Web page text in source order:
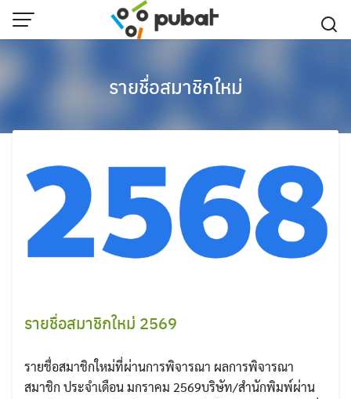
Skip
รายชื่อสมาชิกใหม่
รายชื่อสมาชิกใหม่ 2569
รายชื่อสมาชิกใหม่ที่ผ่านการพิจารณา ผลการพิจารณา
สมาชิก ประจำเดือน มกราคม 2569บริษัท/สำนักพิมพ์ผ่าน